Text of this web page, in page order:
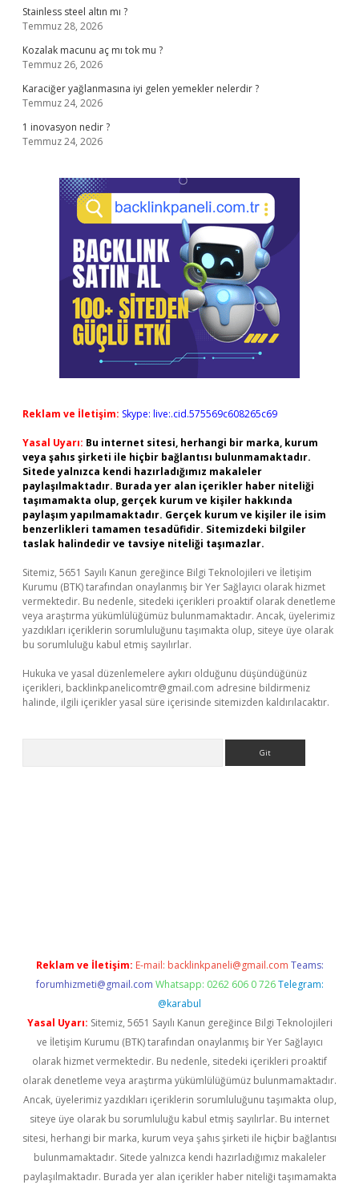
Stainless steel altın mı ?
Temmuz 28, 2026
Kozalak macunu aç mı tok mu ?
Temmuz 26, 2026
Karaciğer yağlanmasına iyi gelen yemekler nelerdir ?
Temmuz 24, 2026
1 inovasyon nedir ?
Temmuz 24, 2026
Reklam ve İletişim: Skype: live:.cid.575569c608265c69
Yasal Uyarı: Bu internet sitesi, herhangi bir marka, kurum
veya şahıs şirketi ile hiçbir bağlantısı bulunmamaktadır.
Sitede yalnızca kendi hazırladığımız makaleler
paylaşılmaktadır. Burada yer alan içerikler haber niteliği
taşımamakta olup, gerçek kurum ve kişiler hakkında
paylaşım yapılmamaktadır. Gerçek kurum ve kişiler ile isim
benzerlikleri tamamen tesadüfidir. Sitemizdeki bilgiler
taslak halindedir ve tavsiye niteliği taşımazlar.
Sitemiz, 5651 Sayılı Kanun gereğince Bilgi Teknolojileri ve İletişim
Kurumu (BTK) tarafından onaylanmış bir Yer Sağlayıcı olarak hizmet
vermektedir. Bu nedenle, sitedeki içerikleri proaktif olarak denetleme
veya araştırma yükümlülüğümüz bulunmamaktadır. Ancak, üyelerimiz
yazdıkları içeriklerin sorumluluğunu taşımakta olup, siteye üye olarak
bu sorumluluğu kabul etmiş sayılırlar.
Hukuka ve yasal düzenlemelere aykırı olduğunu düşündüğünüz
içerikleri, backlinkpanelicomtr@gmail.com adresine bildirmeniz
halinde, ilgili içerikler yasal süre içerisinde sitemizden kaldırılacaktır.
Reklam ve İletişim: E-mail: backlinkpaneli@gmail.com Teams:
forumhizmeti@gmail.com Whatsapp: 0262 606 0 726 Telegram:
@karabul
Yasal Uyarı: Sitemiz, 5651 Sayılı Kanun gereğince Bilgi Teknolojileri
ve İletişim Kurumu (BTK) tarafından onaylanmış bir Yer Sağlayıcı
olarak hizmet vermektedir. Bu nedenle, sitedeki içerikleri proaktif
olarak denetleme veya araştırma yükümlülüğümüz bulunmamaktadır.
Ancak, üyelerimiz yazdıkları içeriklerin sorumluluğunu taşımakta olup,
siteye üye olarak bu sorumluluğu kabul etmiş sayılırlar. Bu internet
sitesi, herhangi bir marka, kurum veya şahıs şirketi ile hiçbir bağlantısı
bulunmamaktadır. Sitede yalnızca kendi hazırladığımız makaleler
paylaşılmaktadır. Burada yer alan içerikler haber niteliği taşımamakta